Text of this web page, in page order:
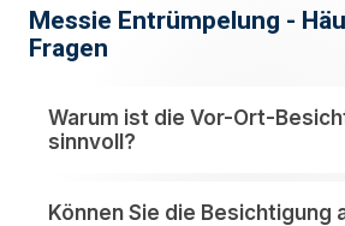
Messie Entrümpelung -
Fragen
Warum ist die Vor-Ort-
sinnvoll?
Können Sie die Besichtigung